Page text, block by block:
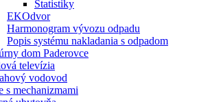
Štatistiky
EKOdvor
Harmonogram vývozu odpadu
Popis systému nakladania s odpadom
dom Paderovce
televízia
vodovod
s mechanizmami